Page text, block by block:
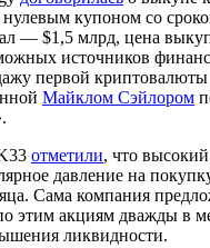
купоном со
— $1,5 млрд, цена
источников
первой
Майклом Сэйлором
отметили, что
давление на
Сама компания
этим акциям дважды в
ликвидности.